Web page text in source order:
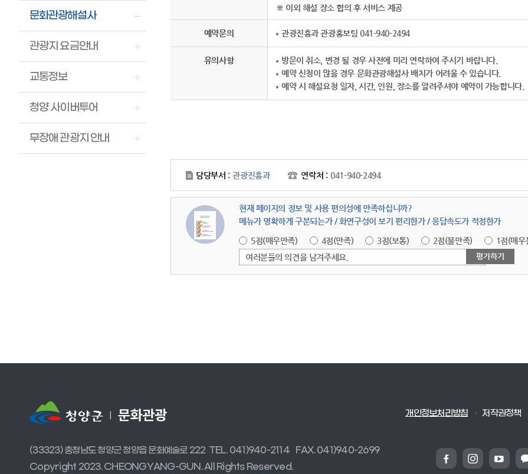
문화관광해설사
관광지 요금안내
교통정보
청양 사이버투어
무장애 관광지 안내
※ 이외 해설 장소 협의 후 서비스 제공
예약문의 관광진흥과 관광홍보팀 041-940-2494
유의사항
방문이 취소, 변경 될 경우 사전에 미리 연락하여 주시기 바랍니다.
예약 신청이 많을 경우 문화관광해설사 배치가 어려울 수 있습니다.
예약 시 해설요청 일자, 시간, 인원, 장소를 알려주셔야 예약이 가능합니다.
담당부서 : 관광진흥과 연락처 : 041-940-2494
현재 페이지의 정보 및 사용 편의성에 만족하십니까?
메뉴가 명확하게 구분되는가 / 화면구성이 보기 편리한가 / 응답속도가 적정한가
5점(매우만족) 4점(만족) 3점(보통) 2점(불만족)
1점(매우
여러분들의 의견을 남겨주세요.
(33323) 충청남도 청양군 청양읍 문화예술로 222 TEL. 041)940-2114
FAX. 041)940-2699
Copyright 2023. CHEONGYANG-GUN.All Rights Reserved.
개인정보처리방침 저작권정책